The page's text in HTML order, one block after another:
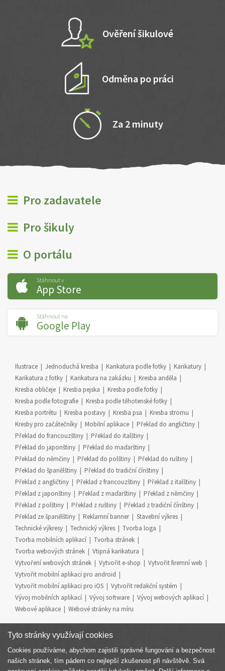
Ověření šikulové
Odměna po práci
Za 2 minuty
Pro zadavatele
Pro šikuly
O portálu
Stáhnout v
App Store
Stáhnout na
Google Play
Ilustrace Jednoduchá kresba Karikatura podle fotky
Karikatury
Karikatura z fotky
Karikatura na zakázku
Kresba anděla
Kresba obličeje
Kresba pejska
Kresba podle fotky
Kresba podle fotografie
Kresba podle těhotenské fotky
Kresba portrétu
Kresba postavy Kresba psa
Kresba stromu
Kresby pro začátečníky
Mobilní aplikace
Překlad do angličtiny
Překlad do francouzštiny
Překlad do italštiny
Překlad do japonštiny
Překlad do maďarštiny
Překlad do němčiny
Překlad do polštiny
Překlad do ruštiny
Překlad do španělštiny
Překlad do tradiční čínštiny
Překlad z angličtiny
Překlad z francouzštiny
Překlad z italštiny
Překlad z japonštiny
Překlad z maďarštiny
Překlad z němčiny
Překlad z polštiny
Překlad z ruštiny
Překlad z tradiční čínštiny
Překlad ze španělštiny
Reklamní banner
Stavební výkres
Technické výkresy
Technický výkres
Tvorba loga
Tvorba mobilních aplikací
Tvorba stránek
Tvorba webových stránek
Vtipná karikatura
Vytvoření webových stránek
Vytvořit e-shop
Vytvořit firemní web
Vytvořit mobilní aplikaci pro android
Vytvořit mobilní aplikaci pro iOS
Vytvořit redakční systém
Vývoj mobilních aplikací
Vývoj software
Vývoj webových aplikací
Webové aplikace
Webové stránky na míru
Součást skupiny
Tyto stránky využívají cookies
Cookies používáme, abychom zajistili správné fungování a bezpečnost
našich stránek, tím pádem co nejlepší zkušenost při návštěvě. Svá